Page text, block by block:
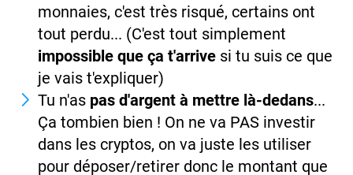
monnaies, c'est très risqué, certains ont
tout perdu... (C'est tout simplement
impossible que ça t'arrive si tu suis ce que
je vais t'expliquer)
Tu n'as pas d'argent à mettre là-dedans...
Ça tombien bien ! On ne va PAS investir
dans les cryptos, on va juste les utiliser
pour déposer/retirer donc le montant que